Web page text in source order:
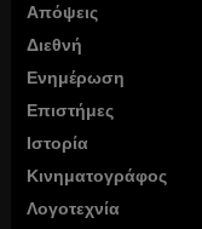
Απόψεις
Διεθνή
Ενημέρωση
Επιστήμες
Ιστορία
Κινηματογράφος
Λογοτεχνία